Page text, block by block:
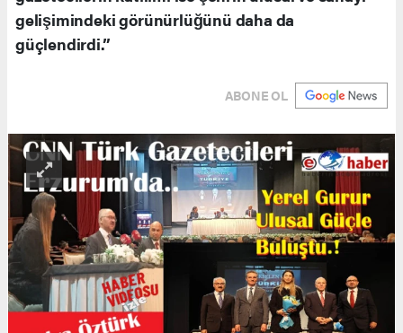
gelişimindeki görünürlüğünü daha da
güçlendirdi.”
ABONE OL